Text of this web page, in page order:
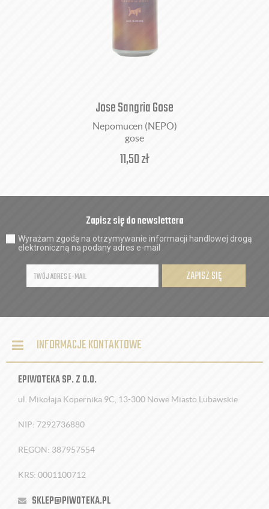
Jose Sangria Gose
Nepomucen (NEPO)
gose
11,50zł
Zapisz się do newslettera
Wyrażam zgodę na otrzymywanie informacji handlowej drogą
elektroniczną na podany adres e-mail
ZAPISZ SIĘ
INFORMACJE KONTAKTOWE
EPIWOTEKA SP. Z O.O.
ul. Mikołaja Kopernika 9C, 13-300 Nowe Miasto Lubawskie
NIP: 7292736880
REGON: 387957554
KRS: 0001100712
SKLEP@PIWOTEKA.PL